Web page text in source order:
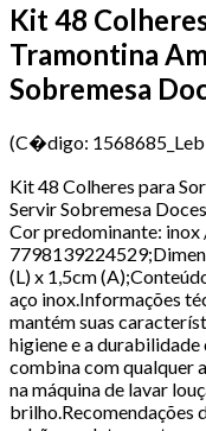
Kit 48
Tramontina
Sobremesa
(C�digo:
Kit 48 Colheres para
Servir Sobremesa
Cor predominante: inox
(L) x 1,5cm
aço inox.Informações
mantém suas
higiene e a
combina com qualquer
na máquina de lavar
brilho.Recomendações